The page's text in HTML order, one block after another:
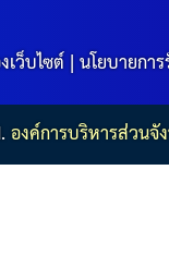
ว็บไซต์|นโยบายกา
องค์การบริหารส่วน